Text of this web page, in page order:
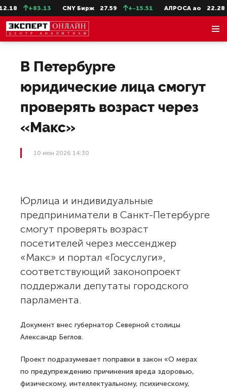
+83.13 CNY Бирж 27.59 +-15.51 АЛРОСА ао 22.28
В Петербурге
юридические лица смогут
проверять возраст через
«Макс»
10 июн 2026 14:30
Юрлица и индивидуальные
предприниматели в Санкт-Петербурге
смогут проверять возраст
посетителей через мессенджер
«Макс» и портал «Госуслуги»,
соответствующий законопроект
поддержали депутаты городского
парламента.
Документ внес губернатор Северной столицы
Александр Беглов.
Проект подразумевает поправки в закон «О мерах
по предупреждению причинения вреда здоровью,
физическому, интеллектуальному, психическому,